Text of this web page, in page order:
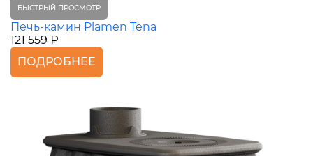
БЫСТРЫЙ ПРОСМОТР
Печь-камин Plamen Tena
121 559 ₽
ПОДРОБНЕЕ